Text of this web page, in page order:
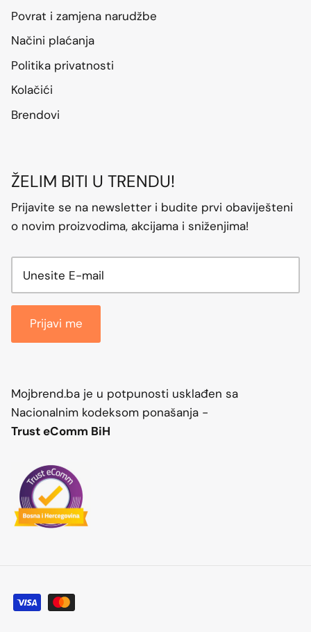
Povrat i zamjena narudžbe
Načini plaćanja
Politika privatnosti
Kolačići
Brendovi
ŽELIM BITI U TRENDU!
Prijavite se na newsletter i budite prvi obaviješteni
o novim proizvodima, akcijama i sniženjima!
Prijavi me
Mojbrend.ba je u potpunosti usklađen sa
Nacionalnim kodeksom ponašanja -
Trust eComm BiH